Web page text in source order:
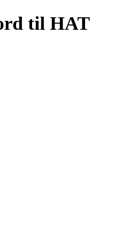
til HAT